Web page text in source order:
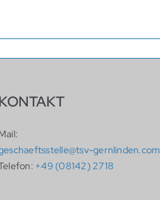
gernlinden.com
+49 (08142) 2718